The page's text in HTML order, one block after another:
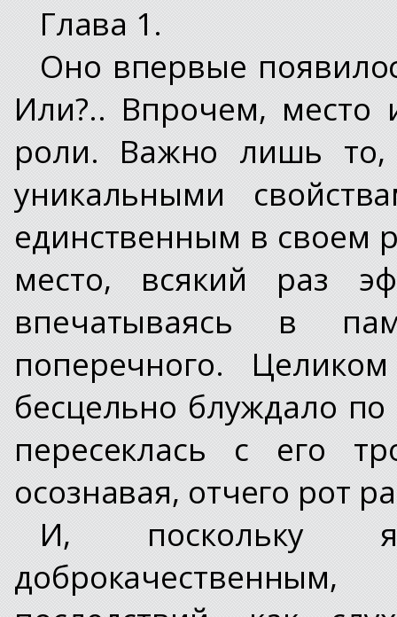
Глава 1.
Оно впервые
Или?.. Впрочем, место
роли. Важно лишь
уникальными
единственным в своем
место, всякий раз
впечатываясь в
поперечного.
бесцельно блуждало
пересеклась с его
осознавая, отчего рот
И, поскольку